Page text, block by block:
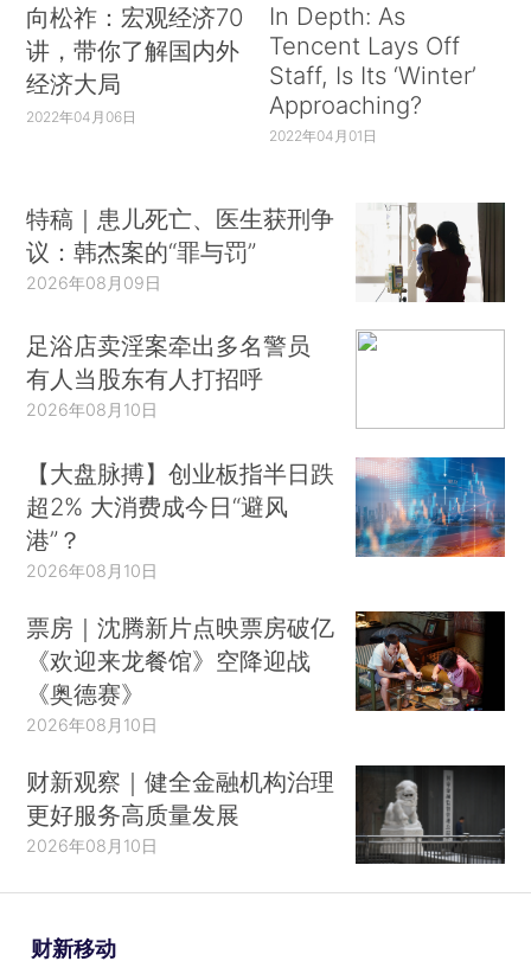
向松祚：宏观经济70
讲，带你了解国内外
经济大局
2022年04月06日
In Depth: As
Tencent Lays Off
Staff, Is Its ‘Winter’
Approaching?
2022年04月01日
特稿｜患儿死亡、医生获刑争
议：韩杰案的“罪与罚”
2026年08月09日
足浴店卖淫案牵出多名警员
有人当股东有人打招呼
2026年08月10日
【大盘脉搏】创业板指半日跌
超2% 大消费成今日“避风
港”？
2026年08月10日
票房｜沈腾新片点映票房破亿
《欢迎来龙餐馆》空降迎战
《奥德赛》
2026年08月10日
财新观察｜健全金融机构治理
更好服务高质量发展
2026年08月10日
财新移动